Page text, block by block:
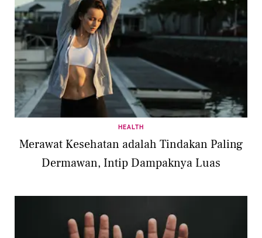
HEALTH
Merawat Kesehatan adalah Tindakan Paling
Dermawan, Intip Dampaknya Luas